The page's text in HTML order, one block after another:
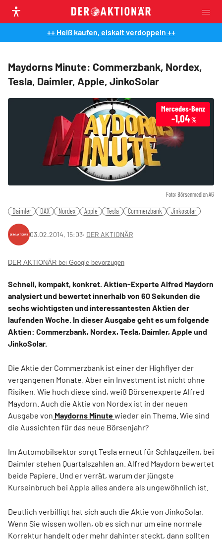
++ Heiß kaufen, eiskalt verdoppeln ++
Maydorns Minute: Commerzbank, Nordex,
Tesla, Daimler, Apple, JinkoSolar
Foto: Börsenmedien AG
Mercedes-Benz
-1,04%
Daimler DAX Nordex Apple Tesla Commerzbank Jinkosolar
03.02.2014, 15:03‧ DER AKTIONÄR
DER AKTIONÄR bei Google bevorzugen
Schnell, kompakt, konkret. Aktien-Experte Alfred Maydorn
analysiert und bewertet innerhalb von 60 Sekunden die
sechs wichtigsten und interessantesten Aktien der
laufenden Woche. In dieser Ausgabe geht es um folgende
Aktien: Commerzbank, Nordex, Tesla, Daimler, Apple und
JinkoSolar.
Die Aktie der Commerzbank ist einer der Highflyer der
vergangenen Monate. Aber ein Investment ist nicht ohne
Risiken. Wie hoch diese sind, weiß Börsenexperte Alfred
Maydorn. Auch die Aktie von Nordex ist in der neuen
Ausgabe von Maydorns Minutewieder ein Thema. Wie sind
die Aussichten für das neue Börsenjahr?
Im Automobilsektor sorgt Tesla erneut für Schlagzeilen, bei
Daimler stehen Quartalszahlen an. Alfred Maydorn bewertet
beide Papiere. Und er verrät, warum der jüngste
Kurseinbruch bei Apple alles andere als ungewöhnlich ist.
Deutlich verbilligt hat sich auch die Aktie von JinkoSolar.
Wenn Sie wissen wollen, ob es sich nur um eine normale
Korrektur handelt oder mehr dahinter steckt, dann sollten